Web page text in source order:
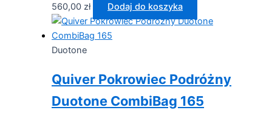
560,00 zł Dodaj do koszyka
Duotone
Quiver Pokrowiec Podróżny
Duotone CombiBag 165